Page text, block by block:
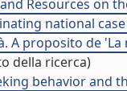
Resources on
national
proposito de
della ricerca)
behavior and